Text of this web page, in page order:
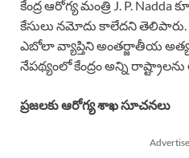
కేంద్ర ఆరోగ్య మంత్రి J. P.
కేసులు నమోదు కాలేదని తెలిపారు.
ఎబోలా వ్యాప్తిని అంతర్జాతీయ
నేపథ్యంలో కేంద్రం అన్ని రాష్ట్రాలను
ప్రజలకు ఆరోగ్య శాఖ సూచనలు